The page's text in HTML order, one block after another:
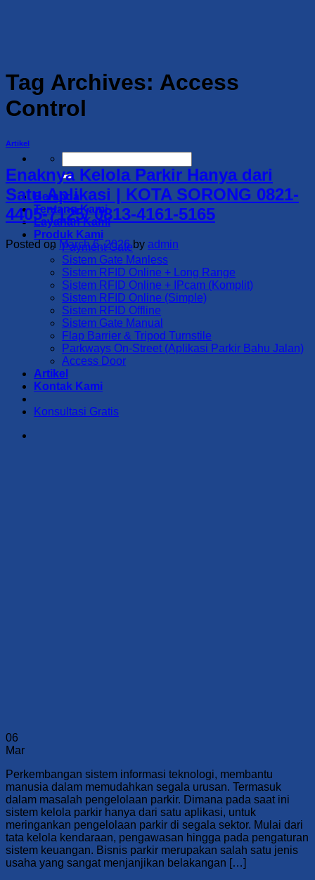
for:
Beranda
Tentang Kami
Layanan Kami
Produk Kami
Payment Gate
Sistem Gate Manless
Sistem RFID Online + Long Range
Sistem RFID Online + IPcam (Komplit)
Sistem RFID Online (Simple)
Sistem RFID Offline
Sistem Gate Manual
Flap Barrier & Tripod Turnstile
Parkways On-Street (Aplikasi Parkir Bahu Jalan)
Access Door
Artikel
Kontak Kami
Konsultasi Gratis
Tag Archives: Access
Control
Artikel
Enaknya Kelola Parkir Hanya dari
Satu Aplikasi | KOTA SORONG 0821-
4405-7125/ 0813-4161-5165
Posted on March 6, 2026 by admin
06
Mar
Perkembangan sistem informasi teknologi, membantu
manusia dalam memudahkan segala urusan. Termasuk
dalam masalah pengelolaan parkir. Dimana pada saat ini
sistem kelola parkir hanya dari satu aplikasi, untuk
meringankan pengelolaan parkir di segala sektor. Mulai dari
tata kelola kendaraan, pengawasan hingga pada pengaturan
sistem keuangan. Bisnis parkir merupakan salah satu jenis
usaha yang sangat menjanjikan belakangan […]